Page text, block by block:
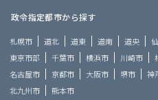
政令指定都市から探す
札幌市 道北 道東 道南 道央
東京市部
千葉市 横浜市 川崎市
名古屋市
京都市 大阪市 堺市 神
北九州市
熊本市